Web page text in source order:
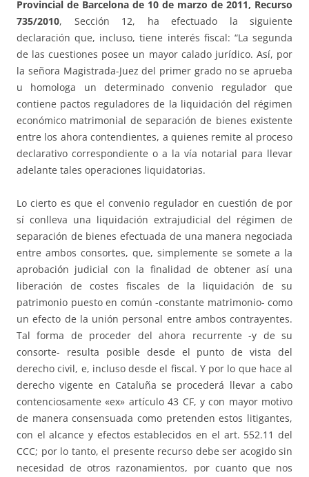
Provincial de Barcelona de 10 de marzo de 2011, Recurso
735/2010, Sección 12, ha efectuado la siguiente
declaración que, incluso, tiene interés fiscal: “La segunda
de las cuestiones posee un mayor calado jurídico. Así, por
la señora Magistrada-Juez del primer grado no se aprueba
u homologa un determinado convenio regulador que
contiene pactos reguladores de la liquidación del régimen
económico matrimonial de separación de bienes existente
entre los ahora contendientes, a quienes remite al proceso
declarativo correspondiente o a la vía notarial para llevar
adelante tales operaciones liquidatorias.
Lo cierto es que el convenio regulador en cuestión de por
sí conlleva una liquidación extrajudicial del régimen de
separación de bienes efectuada de una manera negociada
entre ambos consortes, que, simplemente se somete a la
aprobación judicial con la finalidad de obtener así una
liberación de costes fiscales de la liquidación de su
patrimonio puesto en común -constante matrimonio- como
un efecto de la unión personal entre ambos contrayentes.
Tal forma de proceder del ahora recurrente -y de su
consorte- resulta posible desde el punto de vista del
derecho civil, e, incluso desde el fiscal. Y por lo que hace al
derecho vigente en Cataluña se procederá llevar a cabo
contenciosamente «ex» artículo 43 CF, y con mayor motivo
de manera consensuada como pretenden estos litigantes,
con el alcance y efectos establecidos en el art. 552.11 del
CCC; por lo tanto, el presente recurso debe ser acogido sin
necesidad de otros razonamientos, por cuanto que nos